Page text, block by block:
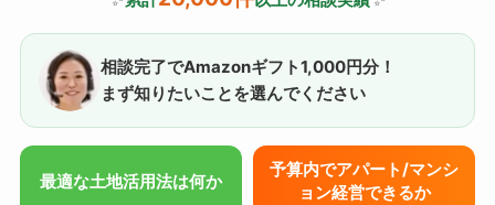
相談完了でAmazonギフト1,000円分！
まず知りたいことを選んでください
最適な土地活用法は何か
予算内でアパート/マンシ
ョン経営できるか